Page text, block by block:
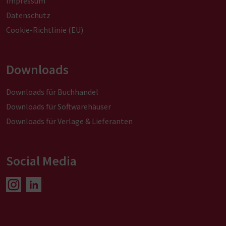
Datenschutz
Cookie-Richtlinie (EU)
Downloads
Downloads für Buchhandel
Downloads für Softwarehäuser
Downloads für Verlage & Lieferanten
Social Media